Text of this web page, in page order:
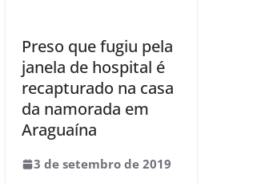
Preso que fugiu pela
janela de hospital é
recapturado na casa
da namorada em
Araguaína
3 de setembro de 2019